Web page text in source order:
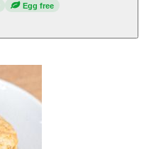
Egg free